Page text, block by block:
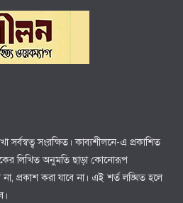
সংরক্ষিত। কাব্যশীলনে-এ প্রকাশিত
লিখিত অনুমতি ছাড়া কোনোরূপ
প্রকাশ করা যাবে না। এই শর্ত লঙ্ঘিত হলে